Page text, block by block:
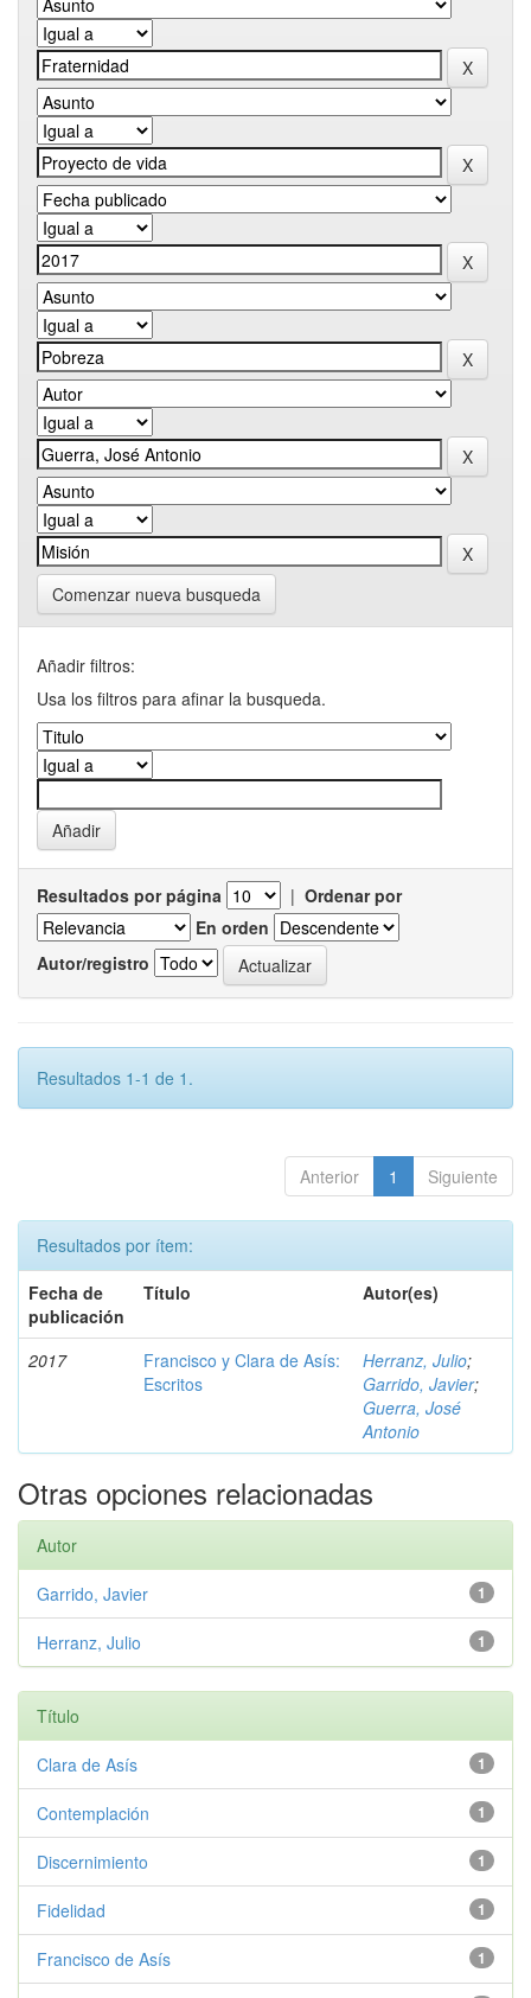
Comenzar nueva busqueda
Añadir filtros:
Usa los filtros para afinar la busqueda.
Resultados por página | Ordenar por
En orden
Autor/registro
Resultados 1-1 de 1.
Anterior 1 Siguiente
Resultados por ítem:
Fecha de
publicación
Título Autor(es)
2017
Francisco y Clara de Asís:
Escritos
Herranz, Julio;
Garrido, Javier;
Guerra, José
Antonio
Otras opciones relacionadas
Autor
1
Garrido, Javier
1
Herranz, Julio
Título
1
Clara de Asís
1
Contemplación
1
Discernimiento
1
Fidelidad
1
Francisco de Asís